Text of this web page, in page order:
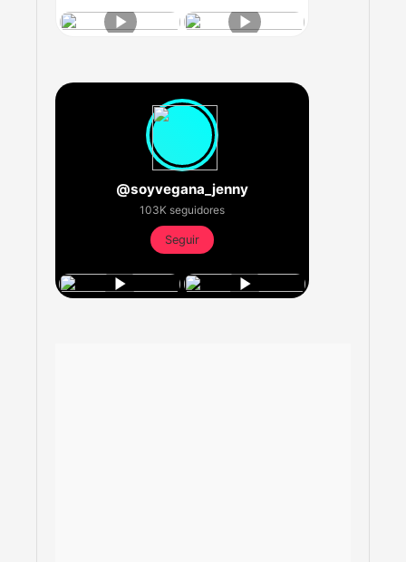
@soyvegana_jenny
103K seguidores
Seguir